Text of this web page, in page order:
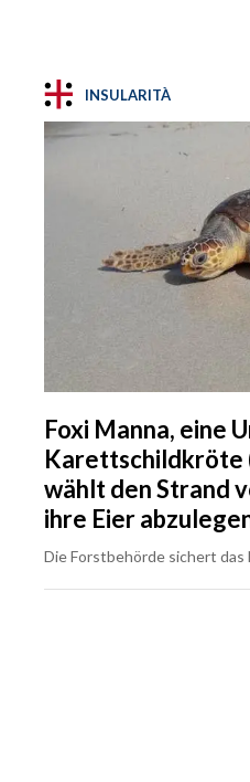
INSULARITÀ
Foxi Manna, eine
Karettschildkröte
wählt den Strand
ihre Eier
Die Forstbehörde sichert das